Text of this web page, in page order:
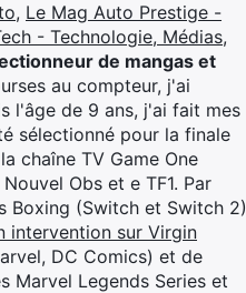
, Le Mag Auto Prestige -
- Technologie, Médias,
de mangas et
au compteur, j'ai
l'âge de 9 ans, j'ai fait mes
sélectionné pour la finale
chaîne TV Game One
Obs et e TF1. Par
Boxing (Switch et Switch 2)
intervention sur Virgin
DC Comics) et de
Marvel Legends Series et